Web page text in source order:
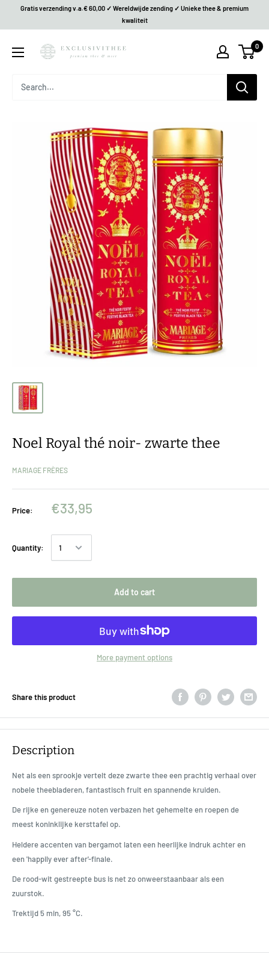
Gratis verzending v.a.€ 60,00 ✓ Wereldwijde zending ✓ Unieke thee & premium
kwaliteit
0
Noel Royal thé noir- zwarte thee
MARIAGE FRÈRES
Price: €33,95
Quantity:
Add to cart
More payment options
Share this product
Description
Net als een sprookje vertelt deze zwarte thee een prachtig verhaal over
nobele theebladeren, fantastisch fruit en spannende kruiden.
De rijke en genereuze noten verbazen het gehemelte en roepen de
meest koninklijke kersttafel op.
Heldere accenten van bergamot laten een heerlijke indruk achter en
een 'happily ever after'-finale.
De rood-wit gestreepte bus is net zo onweerstaanbaar als een
zuurstok.
Trektijd 5 min, 95 °C.